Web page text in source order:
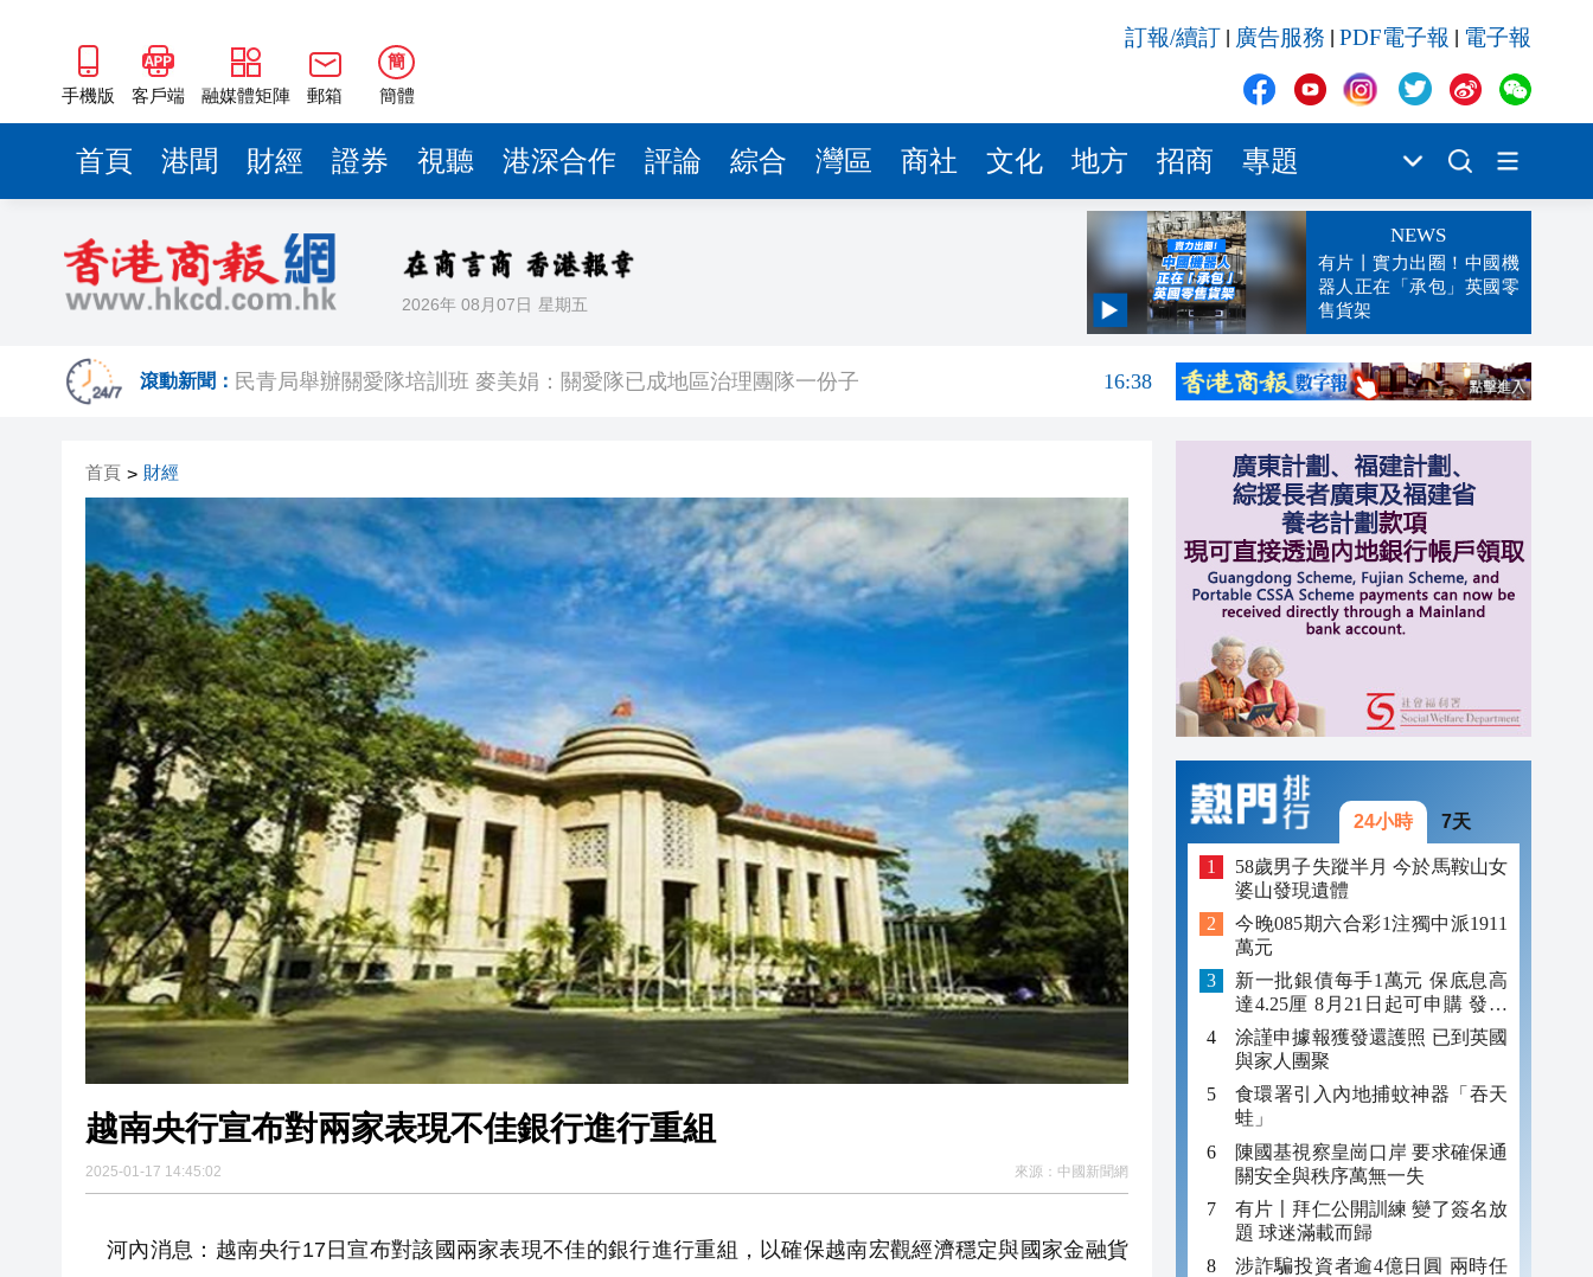
手機版 客戶端 融媒體矩陣 郵箱
簡
簡體
訂報/續訂 廣告服務 PDF電子報 電子報
首頁 港聞 財經 證券 視聽 港深合作 評論 綜合 灣區 商社 文化 地方 招商 專題
2026年 08月07日 星期五
NEWS
有片丨實力出圈！中國機
器人正在「承包」英國零
售貨架
滾動新聞：
拿森科技上市首日報收於17.52港元
16:29
【港樓】叡璟下周開放示範單位及開價 暫接逾5000個買家查詢
16:28
梁錦松料生物醫藥未來10年顯著增長 港可助內地企業走出去
第二屆AIE電子展12月澳門珠海同步舉辦 錨定「人工智能+」打造中國智造首發平台
16:14
國防部回應日本發展進攻性武器
首頁 > 財經
越南央行宣布對兩家表現不佳銀行進行重組
2025-01-17 14:45:02 來源： 中國新聞網
河內消息：越南央行17日宣布對該國兩家表現不佳的銀行進行重組，以確保越南宏觀經濟穩定與國家金融貨
24小時 7天
58歲男子失蹤半月 今於馬鞍山女
婆山發現遺體
今晚085期六合彩1注獨中派1911
萬元
新一批銀債每手1萬元 保底息高
達4.25厘 8月21日起可申購 發行
金額最多550億
涂謹申據報獲發還護照 已到英國
與家人團聚
食環署引入內地捕蚊神器「吞天
蛙」
陳國基視察皇崗口岸 要求確保通
關安全與秩序萬無一失
有片〡拜仁公開訓練 變了簽名放
題 球迷滿載而歸
涉詐騙投資者逾4億日圓 兩時任